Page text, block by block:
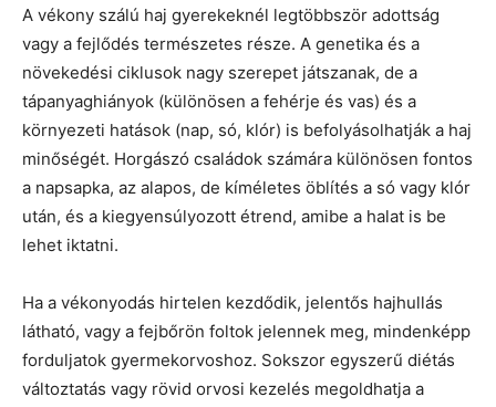
A vékony szálú haj gyerekeknél legtöbbször adottság
vagy a fejlődés természetes része. A genetika és a
növekedési ciklusok nagy szerepet játszanak, de a
tápanyaghiányok (különösen a fehérje és vas) és a
környezeti hatások (nap, só, klór) is befolyásolhatják a haj
minőségét. Horgászó családok számára különösen fontos
a napsapka, az alapos, de kíméletes öblítés a só vagy klór
után, és a kiegyensúlyozott étrend, amibe a halat is be
lehet iktatni.
Ha a vékonyodás hirtelen kezdődik, jelentős hajhullás
látható, vagy a fejbőrön foltok jelennek meg, mindenképp
forduljatok gyermekorvoshoz. Sokszor egyszerű diétás
változtatás vagy rövid orvosi kezelés megoldhatja a